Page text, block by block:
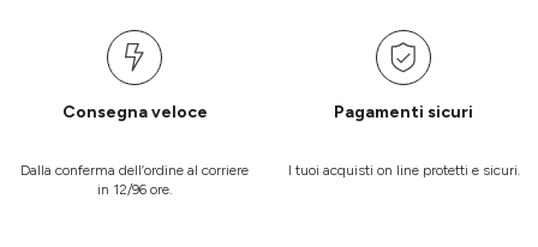
Consegna veloce
Dalla conferma dell’ordine al corriere
in 12/96 ore.
Pagamenti sicuri
I tuoi acquisti on line protetti e sicuri.